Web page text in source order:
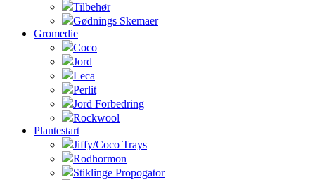
Tilbehør
Gødnings Skemaer
Gromedie
Coco
Jord
Leca
Perlit
Jord Forbedring
Rockwool
Plantestart
Jiffy/Coco Trays
Rodhormon
Stiklinge Propogator